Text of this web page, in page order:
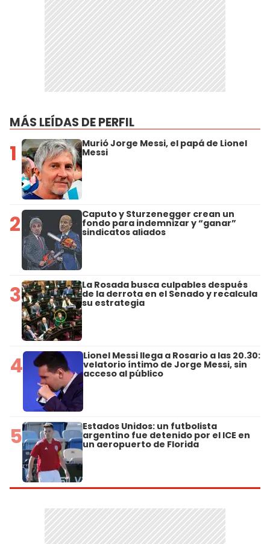
MÁS LEÍDAS DE PERFIL
1 Murió Jorge Messi, el papá de Lionel
Messi
2 Caputo y Sturzenegger crean un
fondo para indemnizar y “ganar”
sindicatos aliados
3 La Rosada busca culpables después
de la derrota en el Senado y recalcula
su estrategia
4 Lionel Messi llega a Rosario a las 20.30:
velatorio íntimo de Jorge Messi, sin
acceso al público
5 Estados Unidos: un futbolista
argentino fue detenido por el ICE en
un aeropuerto de Florida